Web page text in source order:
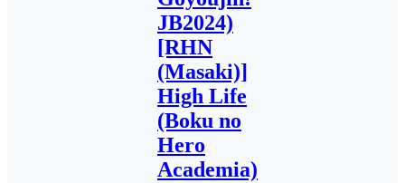
JB2024)
[RHN
(Masaki)]
High Life
(Boku no
Hero
Academia)